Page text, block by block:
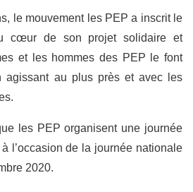
le mouvement les PEP a inscrit le
cœur de son projet solidaire et
et les hommes des PEP le font
agissant au plus près et avec les
les PEP organisent une journée
l’occasion de la journée nationale
2020.